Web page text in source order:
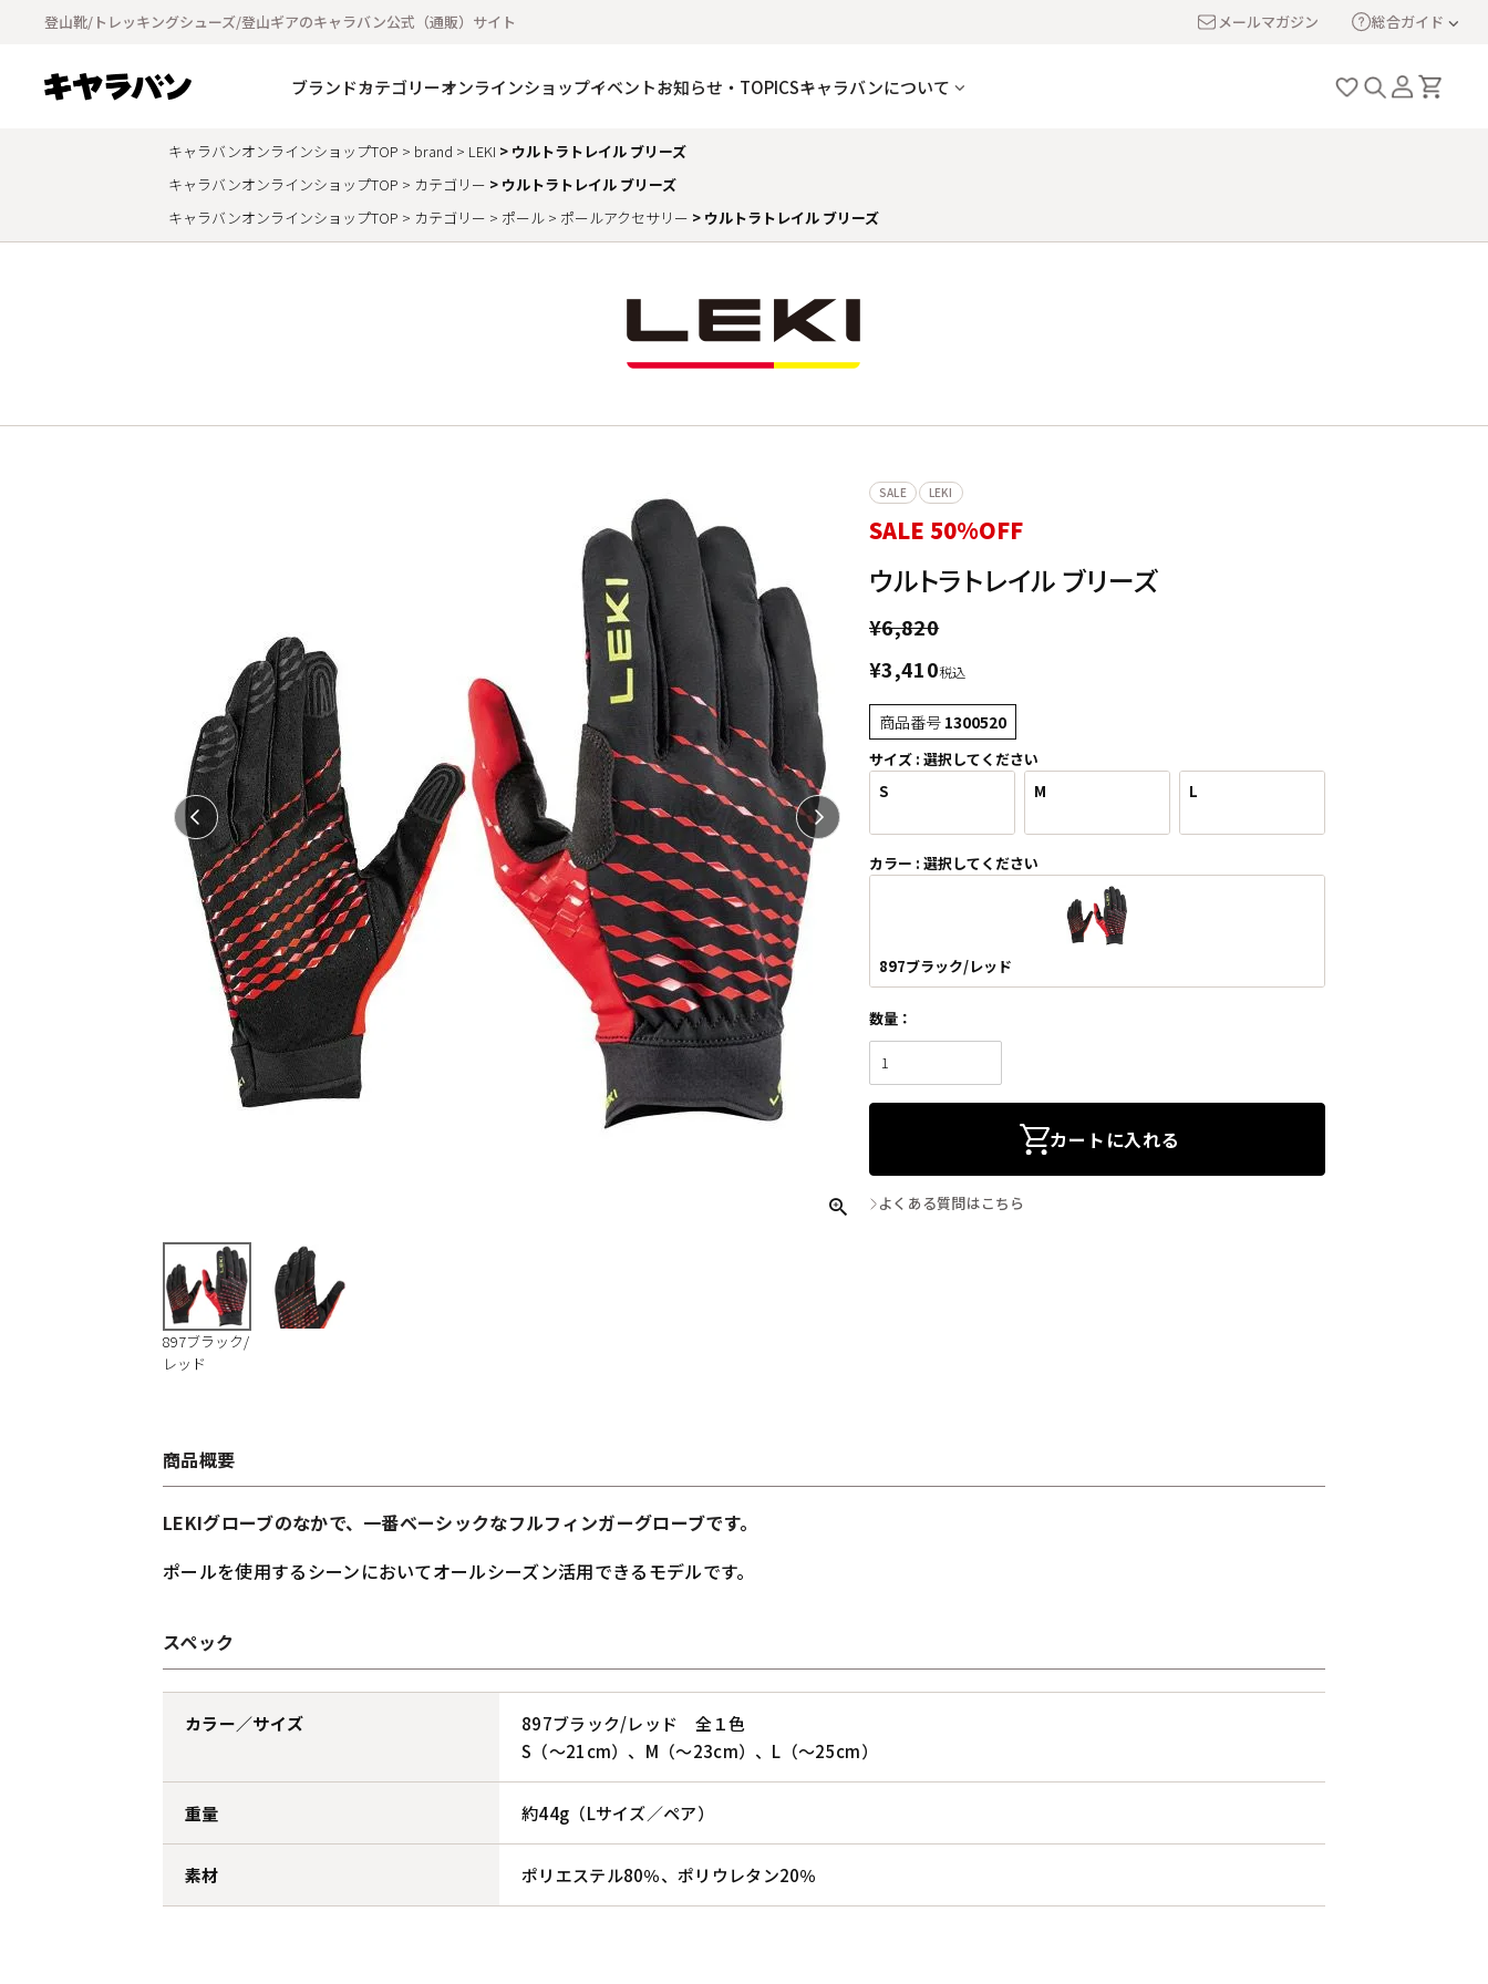
登山靴/トレッキングシューズ/登山ギアのキャラバン公式（通販）サイト メールマガジン 総合ガイド
ブランドカテゴリーオンラインショップイベントお知らせ・TOPICSキャラバンについて
キャラバンオンラインショップTOP brand LEKI
ウルトラトレイル ブリーズ
キャラバンオンラインショップTOP
カテゴリー
ウルトラトレイル ブリーズ
キャラバンオンラインショップTOP
カテゴリー ポール ポールアクセサリー ウルトラトレイル ブリーズ
897ブラック/
レッド
SALE LEKI
SALE 50%OFF
ウルトラトレイル ブリーズ
¥6,820
¥3,410税込
商品番号 1300520
サイズ 選択してください
S
M L
カラー 選択してください
897ブラック/レッド
カートに入れる
よくある質問はこちら
商品概要
LEKIグローブのなかで、一番ベーシックなフルフィンガーグローブです。
ポールを使用するシーンにおいてオールシーズン活用できるモデルです。
スペック
カラー／サイズ
897ブラック/レッド 全１色
S（～21cm）、M（～23cm）、L（～25cm）
重量 約44g（Lサイズ／ペア）
素材 ポリエステル80％、ポリウレタン20％